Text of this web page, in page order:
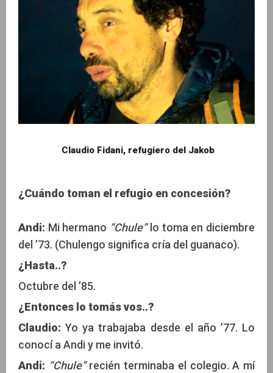
Claudio Fidani, refugiero del Jakob
¿Cuándo toman el refugio en concesión?
Andi: Mi hermano “Chule”lo toma en diciembre
del ’73. (Chulengo significa cría del guanaco).
¿Hasta..?
Octubre del ’85.
¿Entonces lo tomás vos..?
Claudio: Yo ya trabajaba desde el año ’77. Lo
conocí a Andi y me invitó.
Andi: “Chule”recién terminaba el colegio. A mí